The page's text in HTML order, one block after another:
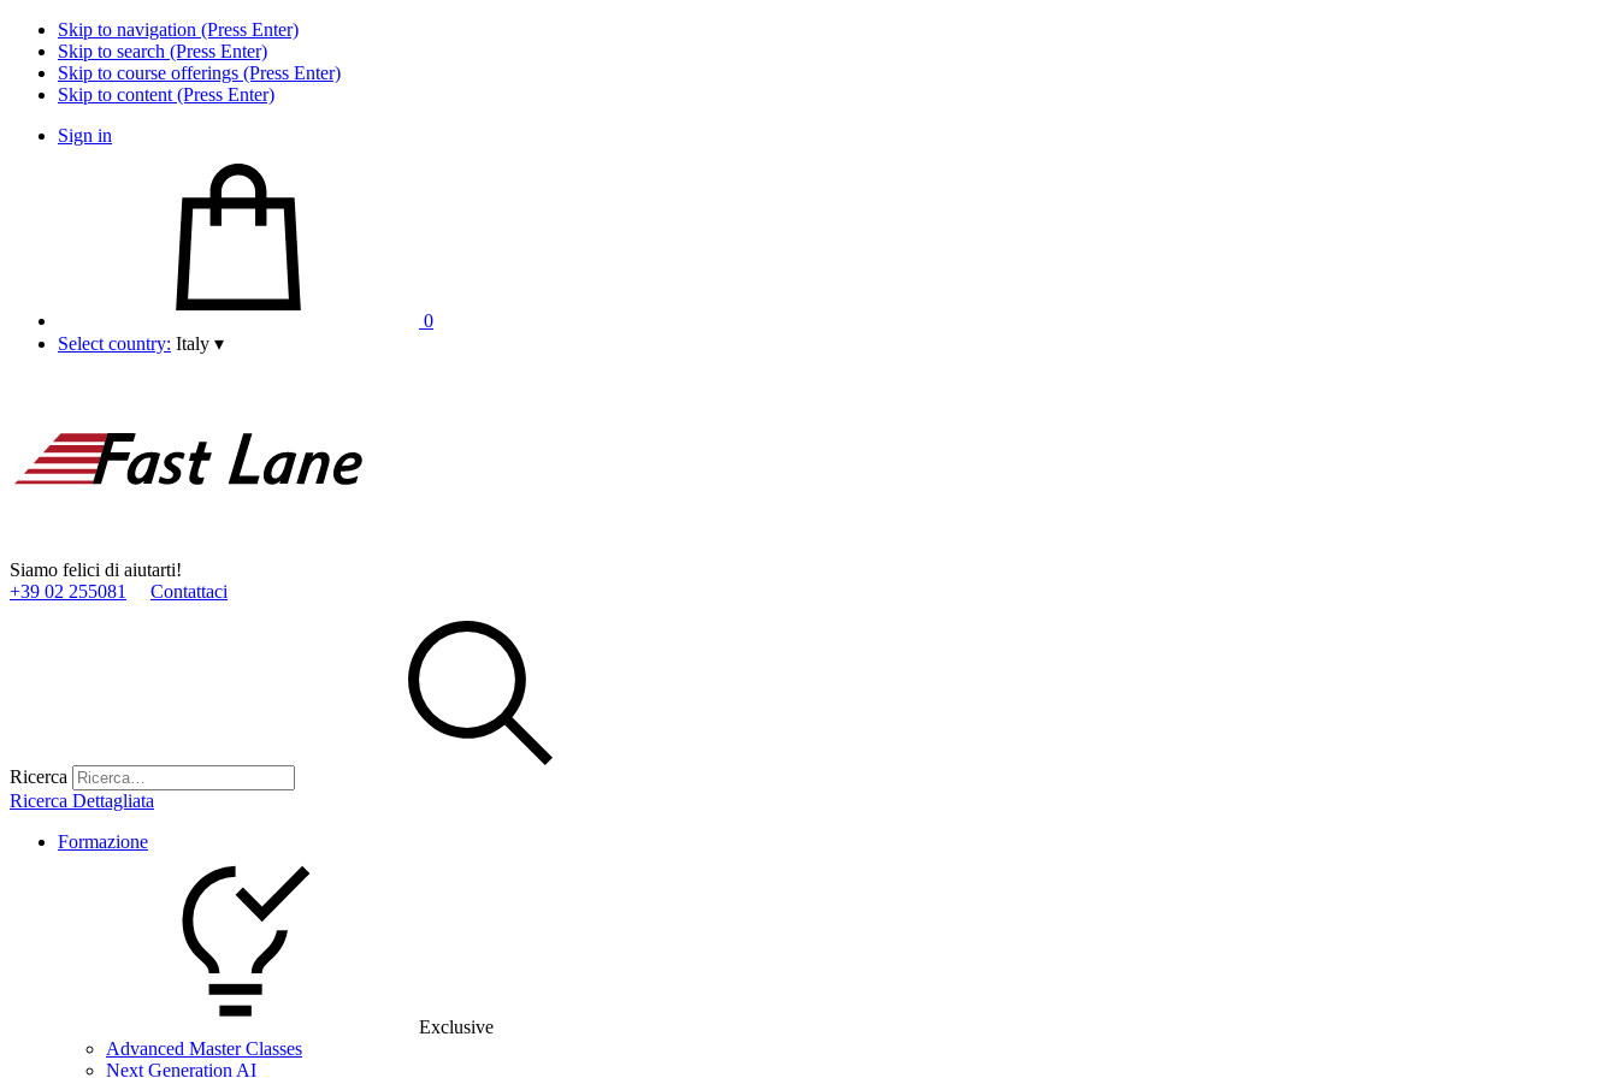
Skip to navigation (Press Enter)
Skip to search (Press Enter)
Skip to course offerings (Press Enter)
Skip to content (Press Enter)
Sign in
0
Select country: Italy ▾
Siamo felici di aiutarti!
+39 02 255081
Contattaci
Ricerca
Ricerca Dettagliata
Formazione
Exclusive
Advanced Master Classes
Next Generation AI